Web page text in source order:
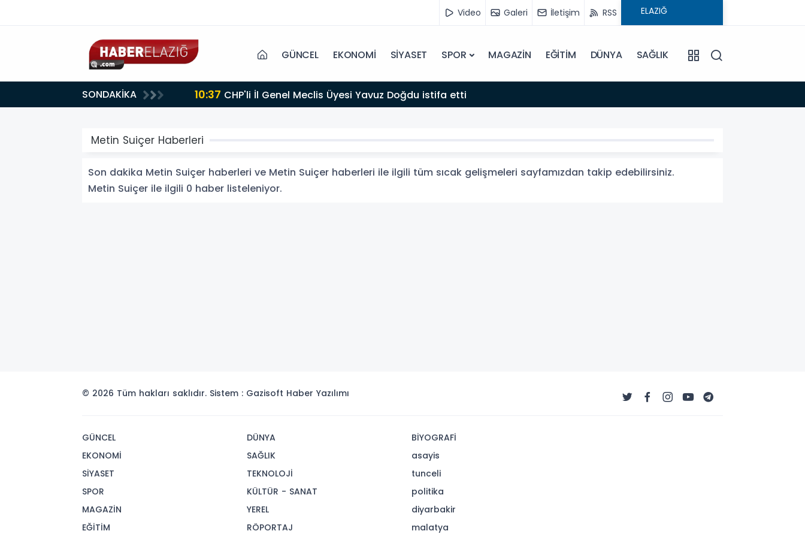
Video Galeri İletişim RSS
GÜNCEL EKONOMİ SİYASET SPOR MAGAZİN EĞİTİM DÜNYA SAĞLIK
SONDAKİKA 10:37 CHP'li İl Genel Meclis Üyesi Yavuz Doğdu istifa etti
Metin Suiçer Haberleri
Son dakika Metin Suiçer haberleri ve Metin Suiçer haberleri ile ilgili tüm sıcak gelişmeleri sayfamızdan takip edebilirsiniz.
Metin Suiçer ile ilgili 0 haber listeleniyor.
© 2026 Tüm hakları saklıdır. Sistem : Gazisoft Haber Yazılımı
GÜNCEL
EKONOMİ
SİYASET
SPOR
MAGAZİN
EĞİTİM
DÜNYA
SAĞLIK
TEKNOLOJİ
KÜLTÜR - SANAT
YEREL
RÖPORTAJ
BİYOGRAFİ
asayis
tunceli
politika
diyarbakir
malatya